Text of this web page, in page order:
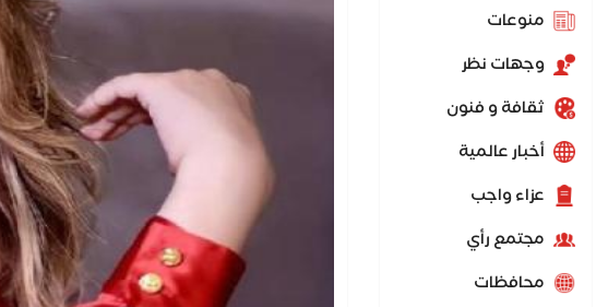
منوعات
وجهات نظر
ثقافة و فنون
أخبار عالمية
عزاء واجب
مجتمع رأي
محافظات